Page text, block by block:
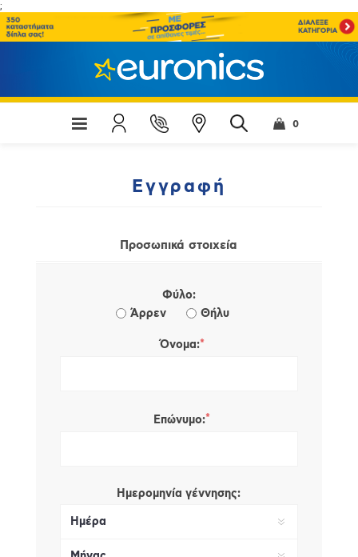
;
0
Εγγραφή
Προσωπικά στοιχεία
Φύλο:
Άρρεν
Θήλυ
Όνομα:*
Επώνυμο:*
Ημερομηνία γέννησης: